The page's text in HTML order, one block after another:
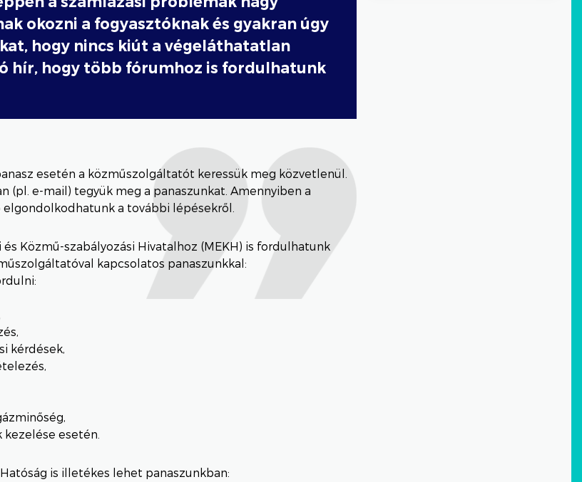
okozni a fogyasztóknak és gyakran úgy
hogy nincs kiút a végeláthatatlan
hír, hogy több fórumhoz is fordulhatunk
esetén a közműszolgáltatót keressük meg közvetlenül.
(pl. e-mail) tegyük meg a panaszunkat. Amennyiben a
a további lépésekről.
és Közmű-szabályozási Hivatalhoz (MEKH) is fordulhatunk
kapcsolatos panaszunkkal:
kérdések,
esetén.
is illetékes lehet panaszunkban: